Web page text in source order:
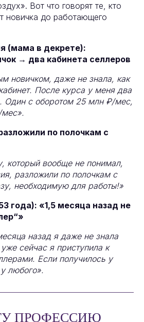
Вот что говорят те, кто
новичка до работающего
(мама в декрете):
→ два кабинета селлеров
новичком, даже не знала, как
После курса у меня два
Один с оборотом 25 млн ₽/мес,
по полочкам с
который вообще не понимал,
разложили по полочкам с
необходимую для работы!»
года): «1,5 месяца назад не
назад я даже не знала
сейчас я приступила к
Если получилось у
любого».
ПРОФЕССИЮ